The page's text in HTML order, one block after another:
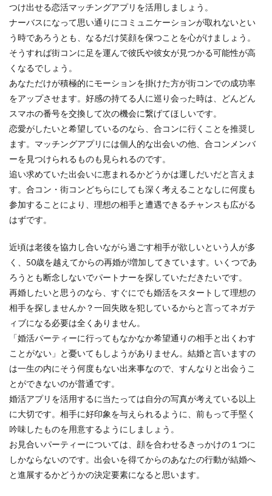
つけ出せる恋活マッチングアプリを活用しましょう。
ナーバスになって思い通りにコミュニケーションが取れないとい
う時であろうとも、なるだけ笑顔を保つことを心がけましょう。
そうすれば街コンに足を運んで彼氏や彼女が見つかる可能性が高
くなるでしょう。
あなただけが積極的にモーションを掛けた方が街コンでの成功率
をアップさせます。好感の持てる人に巡り会った時は、どんどん
スマホの番号を交換して次の機会に繋げてほしいです。
恋愛がしたいと希望しているのなら、合コンに行くことを推奨し
ます。マッチングアプリには個人的な出会いの他、合コンメンバ
ーを見つけられるものも見られるのです。
追い求めていた出会いに恵まれるかどうかは運しだいだと言えま
す。合コン・街コンどちらにしても深く考えることなしに何度も
参加することにより、理想の相手と遭遇できるチャンスも広がる
はずです。
近頃は老後を協力し合いながら過ごす相手が欲しいという人が多
く、50歳を越えてからの再婚が増加してきています。いくつであ
ろうとも断念しないでパートナーを探していただきたいです。
再婚したいと思うのなら、すぐにでも婚活をスタートして理想の
相手を探しませんか？一回失敗を犯しているからと言ってネガテ
ィブになる必要は全くありません。
「婚活パーティーに行ってもなかなか希望通りの相手と出くわす
ことがない」と憂いてもしようがありません。結婚と言いますの
は一生の内にそう何度もない出来事なので、すんなりと出会うこ
とができないのが普通です。
婚活アプリを活用するに当たっては自分の写真が考えている以上
に大切です。相手に好印象を与えられるように、前もって手堅く
吟味したものを用意するようにしましょう。
お見合いパーティーについては、顔を合わせるきっかけの１つに
しかならないのです。出会いを得てからのあなたの行動が結婚へ
と進展するかどうかの決定要素になると思います。